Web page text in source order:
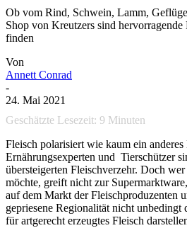
Ob vom Rind, Schwein, Lamm,
Shop von Kreutzers sind hervorragende
finden
Von
Annett Conrad
-
24. Mai 2021
Geschätzte Lesezeit: 9 Minuten
Fleisch polarisiert wie kaum ein
Ernährungsexperten und Tierschützer
übersteigerten Fleischverzehr. Doch
möchte, greift nicht zur
auf dem Markt der Fleischproduzenten
gepriesene Regionalität nicht unbedingt
für artgerecht erzeugtes Fleisch